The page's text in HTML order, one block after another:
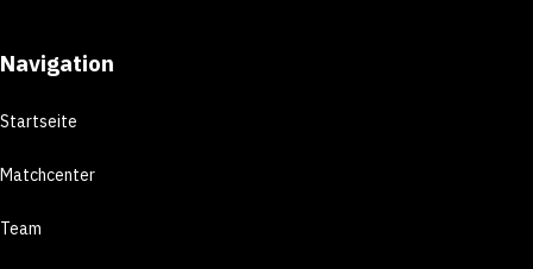
Navigation
Startseite
Matchcenter
Team